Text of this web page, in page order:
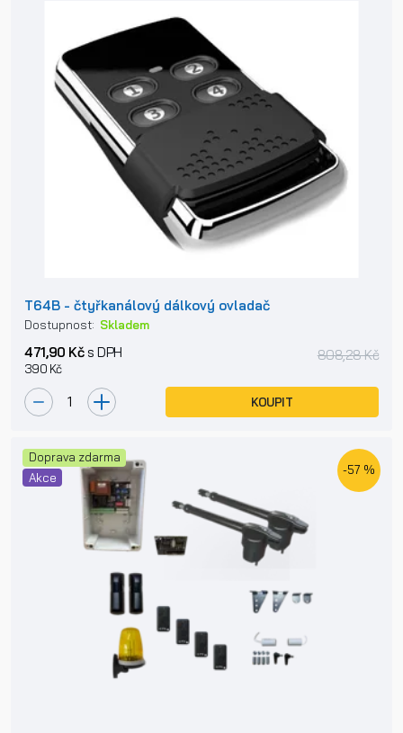
T64B - čtyřkanálový dálkový ovladač
Dostupnost: Skladem
471,90 Kčs DPH
390 Kč
808,28 Kč
KOUPIT
Doprava zdarma
Akce
-57 %